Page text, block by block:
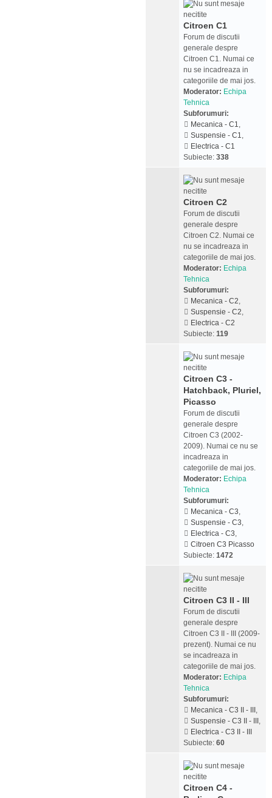
Citroen C1
Forum de discutii
generale despre
Citroen C1. Numai ce
nu se incadreaza in
categoriile de mai jos.
Moderator: Echipa
Tehnica
Subforumuri:
Mecanica - C1,
Suspensie - C1,
Electrica - C1
Subiecte: 338
Citroen C2
Forum de discutii
generale despre
Citroen C2. Numai ce
nu se incadreaza in
categoriile de mai jos.
Moderator: Echipa
Tehnica
Subforumuri:
Mecanica - C2,
Suspensie - C2,
Electrica - C2
Subiecte: 119
Citroen C3 -
Hatchback, Pluriel,
Picasso
Forum de discutii
generale despre
Citroen C3 (2002-
2009). Numai ce nu se
incadreaza in
categoriile de mai jos.
Moderator: Echipa
Tehnica
Subforumuri:
Mecanica - C3,
Suspensie - C3,
Electrica - C3,
Citroen C3 Picasso
Subiecte: 1472
Citroen C3 II - III
Forum de discutii
generale despre
Citroen C3 II - III (2009-
prezent). Numai ce nu
se incadreaza in
categoriile de mai jos.
Moderator: Echipa
Tehnica
Subforumuri:
Mecanica - C3 II - III ,
Suspensie - C3 II - III ,
Electrica - C3 II - III
Subiecte: 60
Citroen C4 -